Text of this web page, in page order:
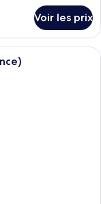
Voir les prix
à coucher avec un